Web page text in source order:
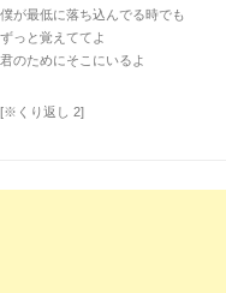
僕が最低に落ち込んでる時でも
ずっと覚えててよ
君のためにそこにいるよ
[※くり返し 2]